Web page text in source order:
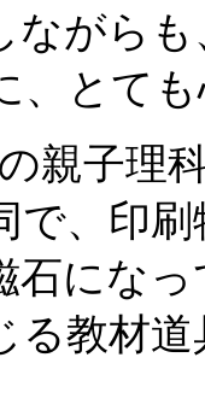
ながら
、とて
親子理
で、印
石にな
る教材